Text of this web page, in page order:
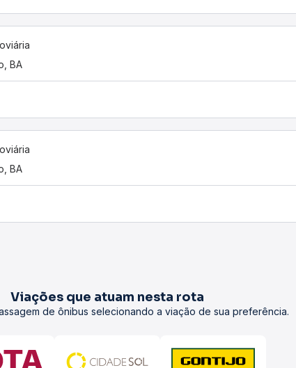
BA
BA
Viações que atuam nesta rota
de ônibus selecionando a viação de sua preferência.